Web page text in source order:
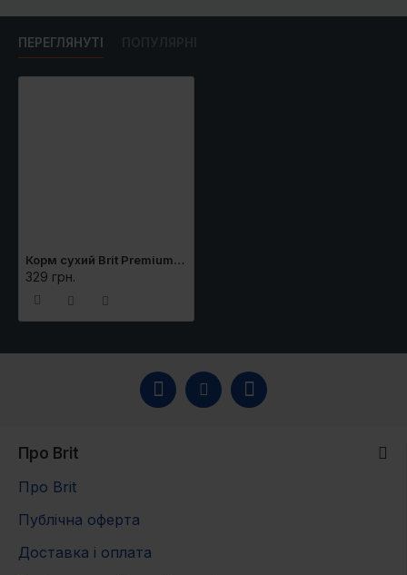
ПЕРЕГЛЯНУТІ
Корм сухий Brit Premium by Nature Cat Sterilized Salmon для стерилізованих котів з лососем 800 г
329 грн.
Про Brit
Про Brit
Публічна оферта
Доставка і оплата